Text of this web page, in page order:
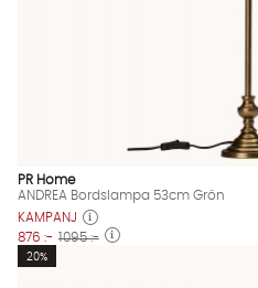
PR Home
ANDREA Bordslampa 53cm Grön
KAMPANJ
876 :- 1095 :-
20%